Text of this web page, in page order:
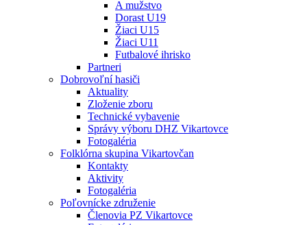
A mužstvo
Dorast U19
Žiaci U15
Žiaci U11
Futbalové ihrisko
Partneri
Dobrovoľní hasiči
Aktuality
Zloženie zboru
Technické vybavenie
Správy výboru DHZ Vikartovce
Fotogaléria
Folklórna skupina Vikartovčan
Kontakty
Aktivity
Fotogaléria
Poľovnícke združenie
Členovia PZ Vikartovce